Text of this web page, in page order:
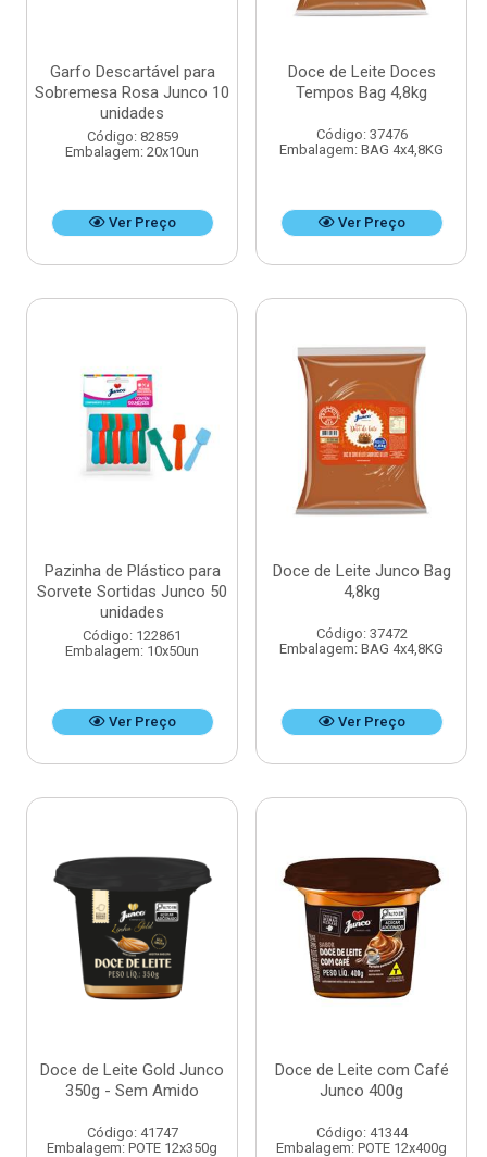
Garfo Descartável para
Sobremesa Rosa Junco 10
unidades
Código: 82859
Embalagem: 20x10un
Ver Preço
Doce de Leite Doces
Tempos Bag 4,8kg
Código: 37476
Embalagem: BAG 4x4,8KG
Ver Preço
Pazinha de Plástico para
Sorvete Sortidas Junco 50
unidades
Código: 122861
Embalagem: 10x50un
Ver Preço
Doce de Leite Junco Bag
4,8kg
Código: 37472
Embalagem: BAG 4x4,8KG
Ver Preço
Doce de Leite Gold Junco
350g - Sem Amido
Código: 41747
Embalagem: POTE 12x350g
Doce de Leite com Café
Junco 400g
Código: 41344
Embalagem: POTE 12x400g